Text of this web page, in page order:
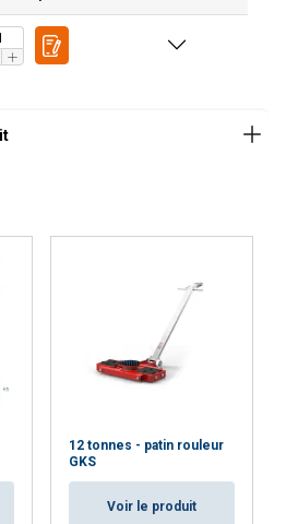
12 tonnes - patin rouleur
GKS
Voir le produit
DUTCH